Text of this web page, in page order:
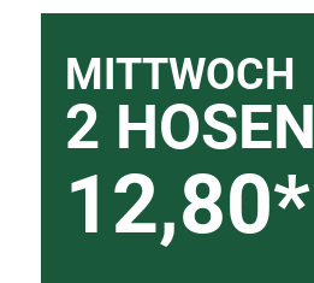
MITTWOCH
2 HOSEN
12,80*